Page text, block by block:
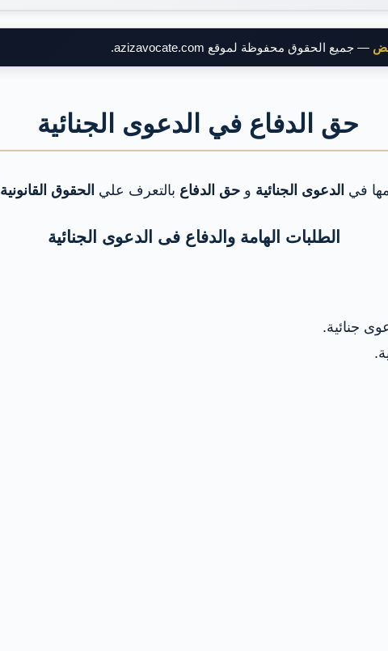
— جميع الحقوق محفوظة لموقع azizavocate.com.
حق الدفاع في الدعوى الجنائية
في الدعوى الجنائية و حق الدفاع بالتعرف علي الحقوق القانونية
الطلبات الهامة والدفاع فى الدعوى الجنائية
جنائية.